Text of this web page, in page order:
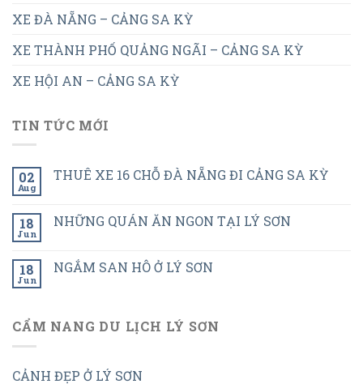
XE ĐÀ NẴNG – CẢNG SA KỲ
XE THÀNH PHỐ QUẢNG NGÃI – CẢNG SA KỲ
XE HỘI AN – CẢNG SA KỲ
TIN TỨC MỚI
02
Aug
THUÊ XE 16 CHỖ ĐÀ NẴNG ĐI CẢNG SA KỲ
18
Jun
NHỮNG QUÁN ĂN NGON TẠI LÝ SƠN
18
Jun
NGẮM SAN HÔ Ở LÝ SƠN
CẨM NANG DU LỊCH LÝ SƠN
CẢNH ĐẸP Ở LÝ SƠN